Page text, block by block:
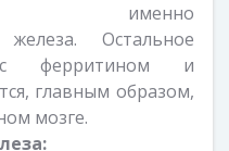
именно
железа. Остальное
с ферритином и
главным образом,
мозге.